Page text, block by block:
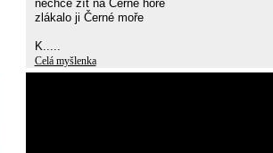
nechce žít na Černé hoře
zlákalo ji Černé moře
K.....
Celá myšlenka